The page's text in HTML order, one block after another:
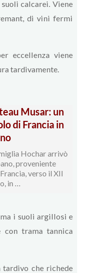
calcarei. Viene
di vini fermi
eccellenza viene
tardivamente.
Musar: un
di Francia in
Hochar arrivò
proveniente
verso il XII
in …
i suoli argillosi e
con trama tannica
tardivo che richede